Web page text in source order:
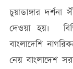
চুয়াডাঙ্গার
দেওয়া হয়।
বাংলাদেশি
নেয় বাংলাদেশ